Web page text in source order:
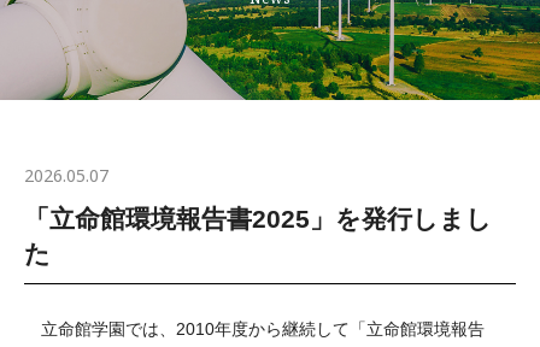
2026.05.07
「立命館環境報告書2025」を発行しまし
た
立命館学園では、2010年度から継続して「立命館環境報告